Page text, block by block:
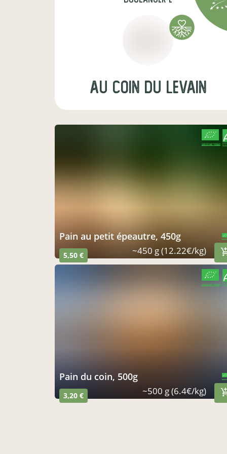
Au Coin du Levain
pain au petit épeautre, 450g
5,50 € ~450 g (12.22€/kg)
CERTIFIÉ PAR FR-BIO-09
AGRICULTURE FRANCE
pain du coin, 500g
3,20 € ~500 g (6.4€/kg)
CERTIFIÉ PAR FR-BIO-09
AGRICULTURE FRANCE